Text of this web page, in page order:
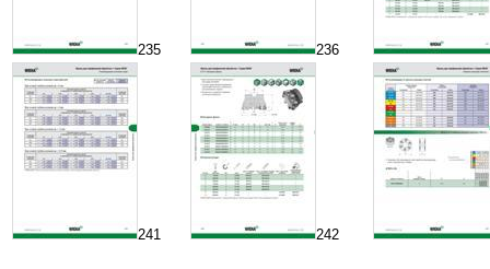
235 236
241 242